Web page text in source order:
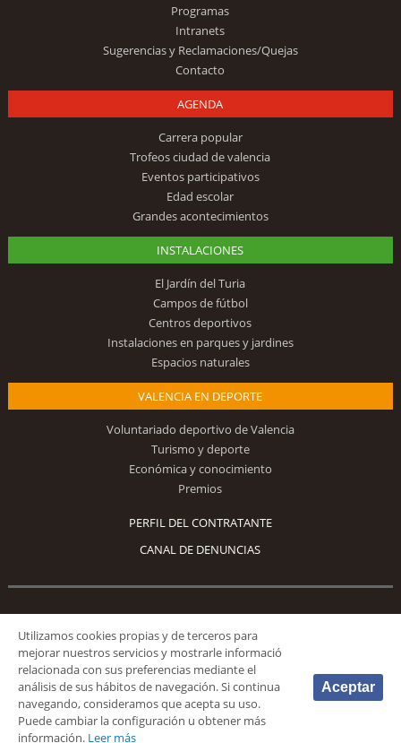
Programas
Intranets
Sugerencias y Reclamaciones/Quejas
Contacto
AGENDA
Carrera popular
Trofeos ciudad de valencia
Eventos participativos
Edad escolar
Grandes acontecimientos
INSTALACIONES
El Jardín del Turia
Campos de fútbol
Centros deportivos
Instalaciones en parques y jardines
Espacios naturales
VALENCIA EN DEPORTE
Voluntariado deportivo de Valencia
Turismo y deporte
Económica y conocimiento
Premios
PERFIL DEL CONTRATANTE
CANAL DE DENUNCIAS
Síguenos
© 2026 Fundación Deportiva Municipal Valencia |AVISO LEGAL
PRIVACIDAD
Utilizamos cookies propias y de terceros para
mejorar nuestros servicios y mostrarle informació
relacionada con sus preferencias mediante el
análisis de sus hábitos de navegación. Si continua
navegando, consideramos que acepta su uso.
Puede cambiar la configuración u obtener más
información. Leer más
Aceptar